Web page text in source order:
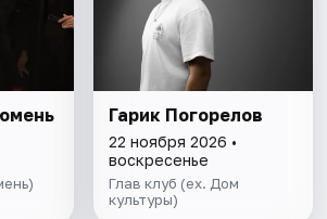
Гарик Погорелов
22 ноября 2026 •
воскресенье
Глав клуб (ex. Дом
культуры)